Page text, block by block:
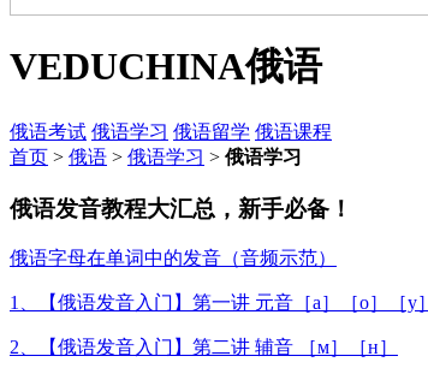
VEDUCHINA俄语
俄语考试 俄语学习 俄语留学 俄语课程
首页 > 俄语 > 俄语学习 > 俄语学习
俄语发音教程大汇总，新手必备！
俄语字母在单词中的发音（音频示范）
1、【俄语发音入门】第一讲 元音［а］［о］［у］
2、【俄语发音入门】第二讲 辅音 ［м］［н］